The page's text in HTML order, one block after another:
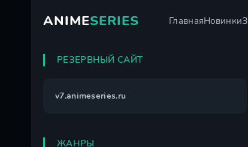
ANIMESERIES ГлавнаяНовинки
РЕЗЕРВНЫЙ САЙТ
v7.animeseries.ru
ЖАНРЫ